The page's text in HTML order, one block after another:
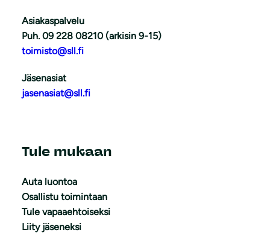
Asiakaspalvelu
Puh. 09 228 08210 (arkisin 9-15)
toimisto@sll.fi
Jäsenasiat
jasenasiat@sll.fi
Tule mukaan
Auta luontoa
Osallistu toimintaan
Tule vapaaehtoiseksi
Liity jäseneksi